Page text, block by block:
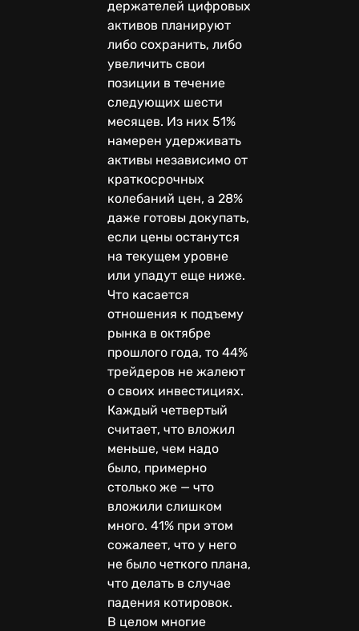
держателей цифровых
активов планируют
либо сохранить, либо
увеличить свои
позиции в течение
следующих шести
месяцев. Из них 51%
намерен удерживать
активы независимо от
краткосрочных
колебаний цен, а 28%
даже готовы докупать,
если цены останутся
на текущем уровне
или упадут еще ниже.
Что касается
отношения к подъему
рынка в октябре
прошлого года, то 44%
трейдеров не жалеют
о своих инвестициях.
Каждый четвертый
считает, что вложил
меньше, чем надо
было, примерно
столько же — что
вложили слишком
много. 41% при этом
сожалеет, что у него
не было четкого плана,
что делать в случае
падения котировок.
В целом многие